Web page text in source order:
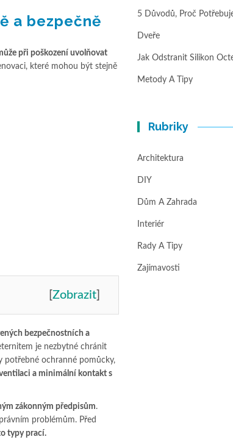
a bezpečně
při poškození uvolňovat
které mohou být stejně
Zobrazit
bezpečnostních a
je nezbytné chránit
potřebné ochranné pomůcky,
a minimální kontakt s
zákonným předpisům.
problémům. Před
typy prací.
5 Důvodů, Proč
Dveře
Jak Odstranit Silikon
Metody A Tipy
Rubriky
Architektura
DIY
Dům A Zahrada
Interiér
Rady A Tipy
Zajímavosti